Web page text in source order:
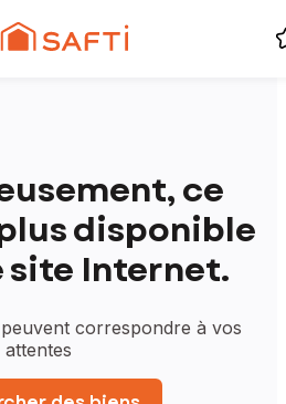
ce
disponible
site Internet.
peuvent correspondre à vos
attentes